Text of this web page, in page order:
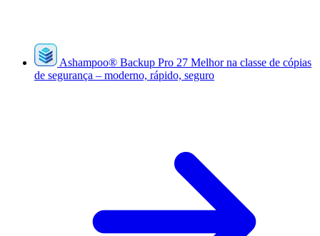
Ashampoo® Backup Pro 27 Melhor na classe de cópias
de segurança – moderno, rápido, seguro